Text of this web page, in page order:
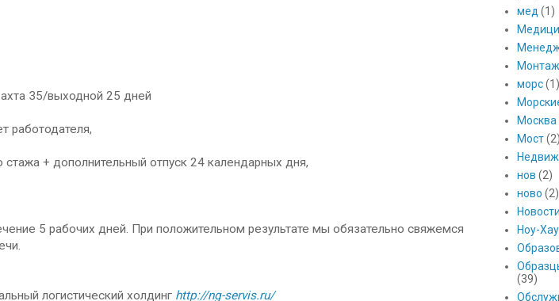
35/выходной 25 дней
работодателя,
+ дополнительный отпуск 24 календарных дня,
5 рабочих дней. При положительном результате мы обязательно свяжемся
логистический холдинг http://ng-servis.ru/
мед (1)
морс (1)
Москва
Мост
нов (2)
ново (2)
Ноу-Хау
(39)